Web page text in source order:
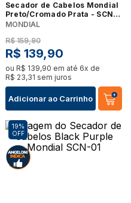
Secador de Cabelos Mondial
Preto/Cromado Prata - SCN-
04
MONDIAL
R$ 159,90
R$ 139,90
ou R$ 139,90 em até 6x de
R$ 23,31 sem juros
Adicionar ao Carrinho
19%
OFF